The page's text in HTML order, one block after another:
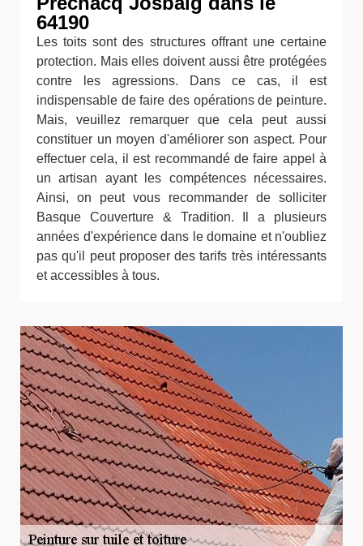
64190
Les toits sont des structures offrant une certaine
protection. Mais elles doivent aussi être protégées
contre les agressions. Dans ce cas, il est
indispensable de faire des opérations de peinture.
Mais, veuillez remarquer que cela peut aussi
constituer un moyen d'améliorer son aspect. Pour
effectuer cela, il est recommandé de faire appel à
un artisan ayant les compétences nécessaires.
Ainsi, on peut vous recommander de solliciter
Basque Couverture & Tradition. Il a plusieurs
années d'expérience dans le domaine et n'oubliez
pas qu'il peut proposer des tarifs très intéressants
et accessibles à tous.